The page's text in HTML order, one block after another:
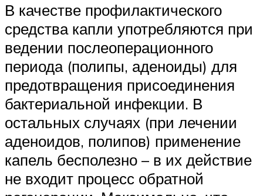
В качестве профилактического
средства капли употребляются при
ведении послеоперационного
периода (полипы, аденоиды) для
предотвращения присоединения
бактериальной инфекции. В
остальных случаях (при лечении
аденоидов, полипов) применение
капель бесполезно – в их действие
не входит процесс обратной